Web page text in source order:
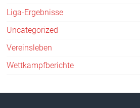
Liga-Ergebnisse
Uncategorized
Vereinsleben
Wettkampfberichte